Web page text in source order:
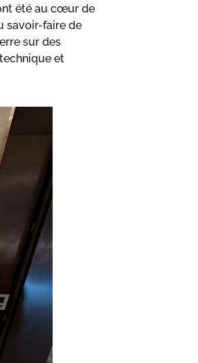
été au cœur de
savoir-faire de
sur des
et